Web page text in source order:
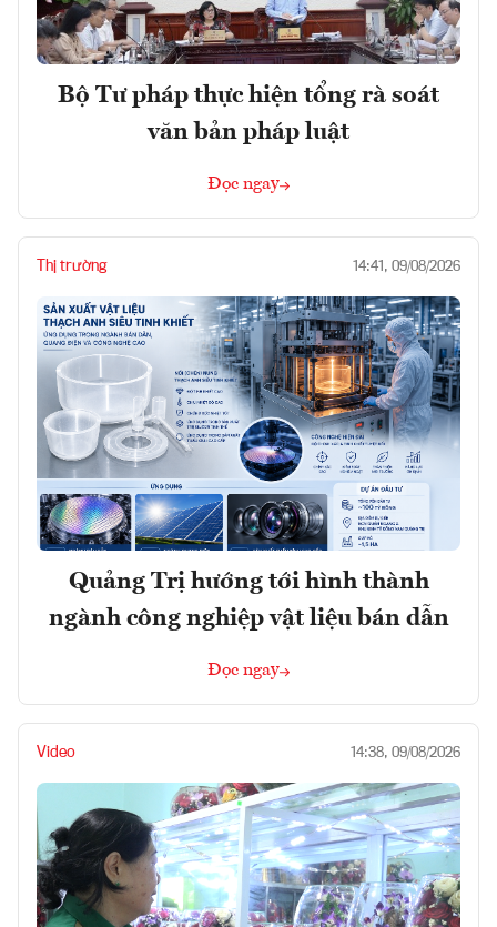
Bộ Tư pháp thực hiện tổng rà soát
văn bản pháp luật
Đọc ngay
Thị trường 14:41, 09/08/2026
Quảng Trị hướng tới hình thành
ngành công nghiệp vật liệu bán dẫn
Đọc ngay
Video 14:38, 09/08/2026